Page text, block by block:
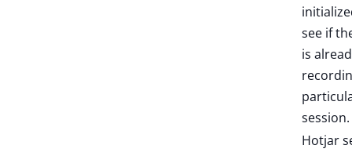
see if
is
session.
Hotjar